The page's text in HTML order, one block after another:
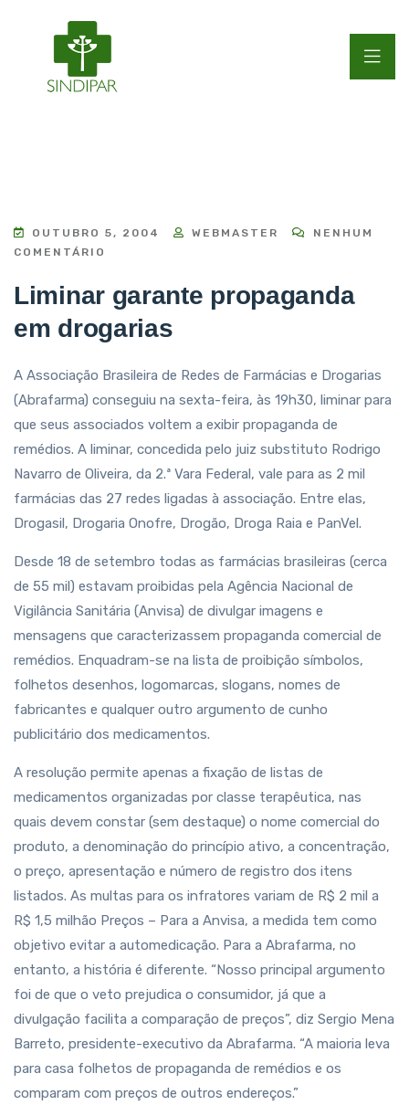
OUTUBRO 5, 2004 WEBMASTER
NENHUM
COMENTÁRIO
Liminar garante propaganda
em drogarias
A Associação Brasileira de Redes de Farmácias e Drogarias
(Abrafarma) conseguiu na sexta-feira, às 19h30, liminar para
que seus associados voltem a exibir propaganda de
remédios. A liminar, concedida pelo juiz substituto Rodrigo
Navarro de Oliveira, da 2.ª Vara Federal, vale para as 2 mil
farmácias das 27 redes ligadas à associação. Entre elas,
Drogasil, Drogaria Onofre, Drogão, Droga Raia e PanVel.
Desde 18 de setembro todas as farmácias brasileiras (cerca
de 55 mil) estavam proibidas pela Agência Nacional de
Vigilância Sanitária (Anvisa) de divulgar imagens e
mensagens que caracterizassem propaganda comercial de
remédios. Enquadram-se na lista de proibição símbolos,
folhetos desenhos, logomarcas, slogans, nomes de
fabricantes e qualquer outro argumento de cunho
publicitário dos medicamentos.
A resolução permite apenas a fixação de listas de
medicamentos organizadas por classe terapêutica, nas
quais devem constar (sem destaque) o nome comercial do
produto, a denominação do princípio ativo, a concentração,
o preço, apresentação e número de registro dos itens
listados. As multas para os infratores variam de R$ 2 mil a
R$ 1,5 milhão Preços – Para a Anvisa, a medida tem como
objetivo evitar a automedicação. Para a Abrafarma, no
entanto, a história é diferente. “Nosso principal argumento
foi de que o veto prejudica o consumidor, já que a
divulgação facilita a comparação de preços”, diz Sergio Mena
Barreto, presidente-executivo da Abrafarma. “A maioria leva
para casa folhetos de propaganda de remédios e os
comparam com preços de outros endereços.”